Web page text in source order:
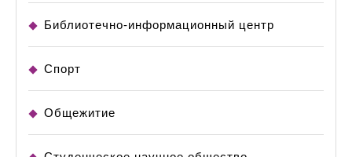
Библиотечно-информационный центр
Спорт
Общежитие